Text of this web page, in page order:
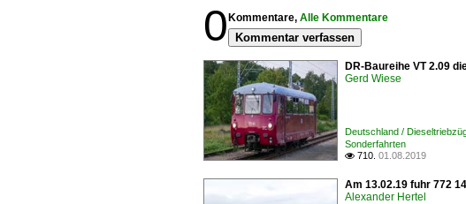
0 Kommentare, Alle Kommentare
Kommentar verfassen
DR-Baureihe VT 2.09
Gerd Wiese
Deutschland /
Sonderfahrten
 710. 01.08.2019
Am 13.02.19 fuhr 772
Alexander Hertel